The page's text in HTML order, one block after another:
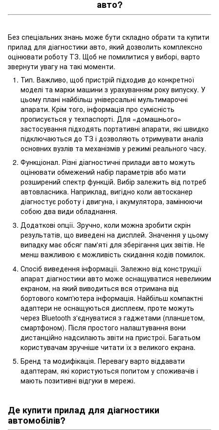
авто?
Без спеціальних знань може бути складно обрати та купити
прилад для діагностики авто, який дозволить комплексно
оцінювати роботу ТЗ. Щоб не помилитися у виборі, варто
звернути увагу на такі моменти.
Тип. Важливо, щоб пристрій підходив до конкретної
моделі та марки машини з урахуванням року випуску. У
цьому плані найбільш універсальні мультимарочні
апарати. Крім того, інформація про сумісність
прописується у техпаспорті. Для «домашнього»
застосування підходять портативні апарати, які швидко
підключаються до ТЗ і дозволяють отримувати аналіз
основних вузлів та механізмів у режимі реального часу.
Функціонал. Різні діагностичні прилади авто можуть
оцінювати обмежений набір параметрів або мати
розширений спектр функцій. Вибір залежить від потреб
автовласника. Наприклад, вигідно коли автосканер
діагностує роботу і двигуна, і акумулятора, замінюючи
собою два види обладнання.
Додаткові опції. Зручно, коли можна зробити скрін
результатів, що виведені на дисплей. Значення у цьому
випадку має обсяг пам'яті для зберігання цих звітів. Не
менш важливою є можливість скидання кодів помилок.
Спосіб виведення інформації. Залежно від конструкції
апарат діагностики авто може оснащуватися невеликим
екраном, на який виводиться вся отримана від
бортового комп'ютера інформація. Найбільш компактні
адаптери не оснащуються дисплеєм, проте можуть
через Bluetooth з'єднуватися з гаджетами (планшетом,
смартфоном). Після простого налаштування вони
дистанційно надсилають звіти на пристрої. Багатьом
користувачам зручніше читати їх з великого екрана.
Бренд та модифікація. Перевагу варто віддавати
адаптерам, які користуються попитом у споживачів і
мають позитивні відгуки в мережі.
Де купити прилад для діагностики
автомобілів?